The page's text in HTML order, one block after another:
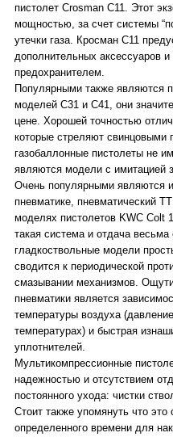
пистолет Crosman C11. Этот
мощностью, за счет системы
утечки газа. Кросман C11
дополнительных аксессуаров
предохранителем.
Популярными также являются
моделей C31 и C41, они
цене. Хорошей точностью
которые стреляют свинцовыми
газобаллонные пистолеты не
являются модели с имитацией
Очень популярными являются
пневматике, пневматический
моделях пистолетов KWC Colt
такая система и отдача
гладкоствольные модели
сводится к периодической
смазывании механизмов.
пневматики является
температуры воздуха
температурах) и быстрая
уплотнителей.
Мультикомпрессионные
надежностью и отсутствием
постоянного ухода: чистки
Стоит также упомянуть что
определенного времени для